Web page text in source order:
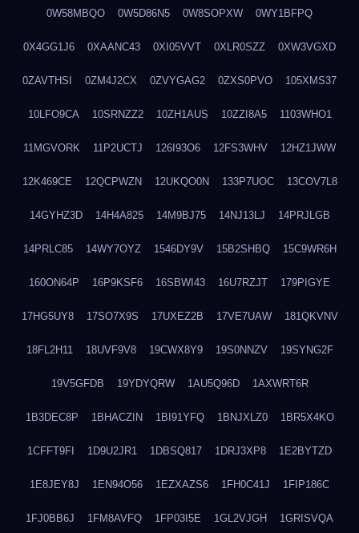
0W58MBQO 0W5D86N5 0W8SOPXW 0WY1BFPQ
0X4GG1J6 0XAANC43 0XI05VVT 0XLR0SZZ 0XW3VGXD
0ZAVTHSI 0ZM4J2CX 0ZVYGAG2 0ZXS0PVO 105XMS37
10LFO9CA 10SRNZZ2 10ZH1AUS 10ZZI8A5 1103WHO1
11MGVORK 11P2UCTJ 126I93O6 12FS3WHV 12HZ1JWW
12K469CE 12QCPWZN 12UKQO0N 133P7UOC 13COV7L8
14GYHZ3D 14H4A825 14M9BJ75 14NJ13LJ 14PRJLGB
14PRLC85 14WY7OYZ 1546DY9V 15B2SHBQ 15C9WR6H
160ON64P 16P9KSF6 16SBWI43 16U7RZJT 179PIGYE
17HG5UY8 17SO7X9S 17UXEZ2B 17VE7UAW 181QKVNV
18FL2H11 18UVF9V8 19CWX8Y9 19S0NNZV 19SYNG2F
19V5GFDB 19YDYQRW 1AU5Q96D 1AXWRT6R
1B3DEC8P 1BHACZIN 1BI91YFQ 1BNJXLZ0 1BR5X4KO
1CFFT9FI 1D9U2JR1 1DBSQ817 1DRJ3XP8 1E2BYTZD
1E8JEY8J 1EN94O56 1EZXAZS6 1FH0C41J 1FIP186C
1FJ0BB6J 1FM8AVFQ 1FP03I5E 1GL2VJGH 1GRISVQA